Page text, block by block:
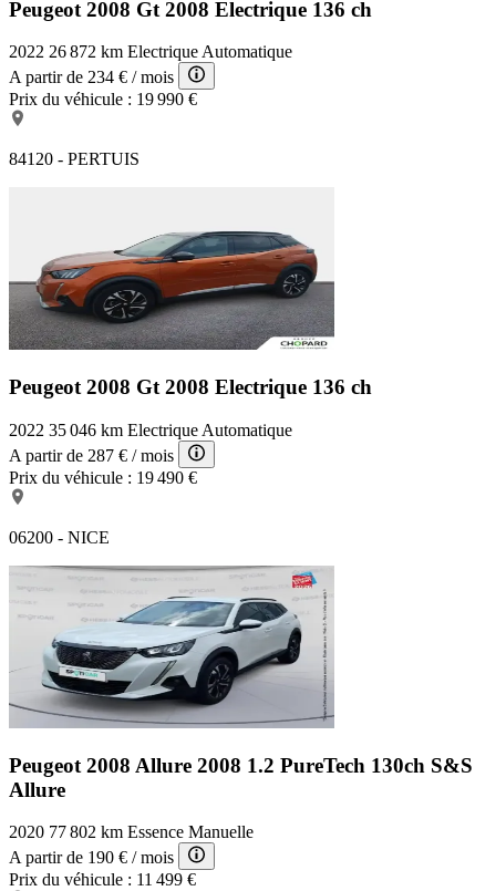
Peugeot 2008 Gt 2008 Electrique 136 ch
2022 26 872 km ElectriqueAutomatique
A partir de 234 € / mois
Prix du véhicule : 19 990 €
84120 - PERTUIS
Peugeot 2008 Gt 2008 Electrique 136 ch
2022 35 046 km Electrique Automatique
A partir de 287 € / mois
Prix du véhicule : 19 490 €
06200 - NICE
Peugeot 2008 Allure 2008 1.2 PureTech 130ch S&S
Allure
2020 77 802 km Essence Manuelle
A partir de 190 € / mois
Prix du véhicule : 11 499 €